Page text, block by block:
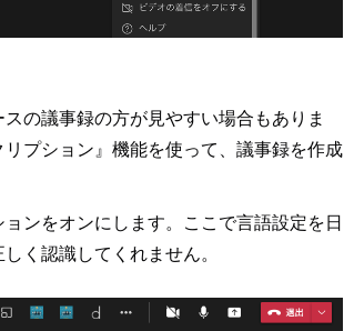
の議事録の方が見やすい場合もありま
プション』機能を使って、議事録を作成
ンをオンにします。ここで言語設定を日
く認識してくれません。